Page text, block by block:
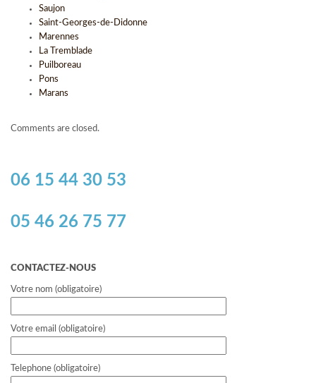
Saujon
Saint-Georges-de-Didonne
Marennes
La Tremblade
Puilboreau
Pons
Marans
Comments are closed.
06 15 44 30 53
05 46 26 75 77
CONTACTEZ-NOUS
Votre nom (obligatoire)
Votre email (obligatoire)
Telephone (obligatoire)